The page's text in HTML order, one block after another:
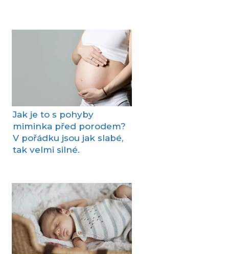
Jak je to s pohyby
miminka před porodem?
V pořádku jsou jak slabé,
tak velmi silné.